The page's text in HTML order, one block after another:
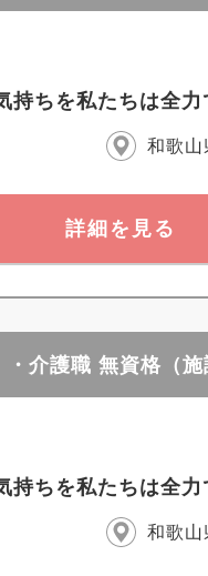
ちを私たちは全
和歌山
詳細を見る
介護職 無資格（施
ちを私たちは全力
和歌山